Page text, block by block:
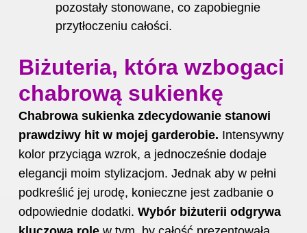
pozostały stonowane, co zapobiegnie
przytłoczeniu całości.
Biżuteria, która wzbogaci
chabrową sukienkę
Chabrowa sukienka zdecydowanie stanowi
prawdziwy hit w mojej garderobie. Intensywny
kolor przyciąga wzrok, a jednocześnie dodaje
elegancji moim stylizacjom. Jednak aby w pełni
podkreślić jej urodę, konieczne jest zadbanie o
odpowiednie dodatki. Wybór biżuterii odgrywa